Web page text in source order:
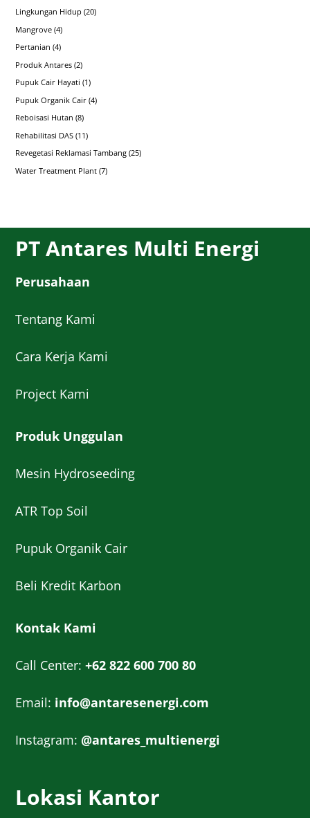
Lingkungan Hidup (20)
Mangrove (4)
Pertanian (4)
Produk Antares (2)
Pupuk Cair Hayati (1)
Pupuk Organik Cair (4)
Reboisasi Hutan (8)
Rehabilitasi DAS (11)
Revegetasi Reklamasi Tambang (25)
Water Treatment Plant (7)
PT Antares Multi Energi
Perusahaan
Tentang Kami
Cara Kerja Kami
Project Kami
Produk Unggulan
Mesin Hydroseeding
ATR Top Soil
Pupuk Organik Cair
Beli Kredit Karbon
Kontak Kami
Call Center: +62 822 600 700 80
Email: info@antaresenergi.com
Instagram: @antares_multienergi
Lokasi Kantor